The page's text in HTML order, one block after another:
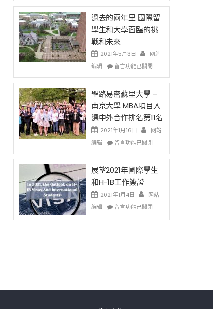
先
得〉
中
改
H-
1B
樂
透
(lottery)
取
消〉
中
月
24
日
(周
日)
哈
佛
师
免
费
英
文
写
作
课!
只
办
场
错
过
惜〉
過去的兩年里 國際留
學生和大學面臨的挑
戰和未來
2021年5月3日
网站
编辑
在
去
的
兩
年
里
國
際
學
生
大
學
面
留言功能已關閉
聖路易密蘇里大學 –
南京大學 MBA項目入
選中外合作排名第11名
2021年1月16日
网站
编辑
在
路
易
密
蘇
里
大
目
留言功能已關閉
展望2021年國際學生
和H-1B工作簽證
2021年1月4日
网站
编辑
在
和
留言功能已關閉